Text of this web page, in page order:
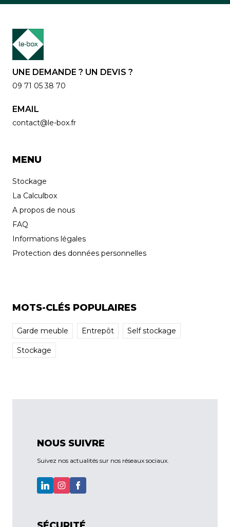
UNE DEMANDE ? UN DEVIS ?
Email
09 71 05 38 70
EMAIL
Phone number
contact@le-box.fr
MENU
Stockage
La Calculbox
A propos de nous
FAQ
Informations légales
Protection des données personnelles
MOTS-CLÉS POPULAIRES
Garde meuble Entrepôt Self stockage
Stockage
NOUS SUIVRE
Suivez nos actualités sur nos réseaux sociaux.